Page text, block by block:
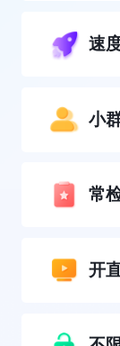
速
小
常
开